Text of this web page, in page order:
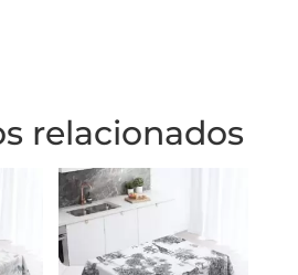
relacionados